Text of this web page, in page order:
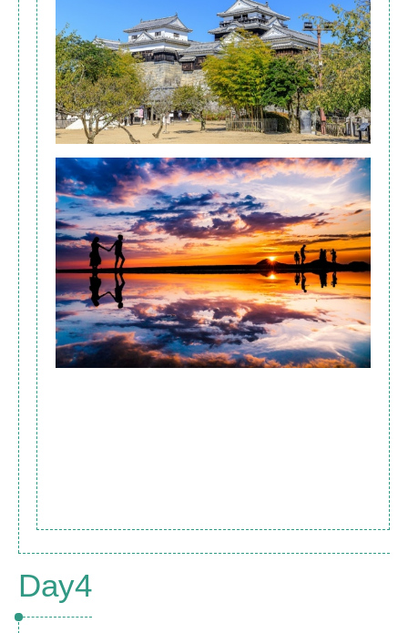
Day4